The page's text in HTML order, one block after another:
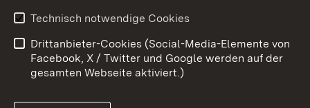
Datenschutz
Barrierefreiheit
Impressum
Cookies
Technisch notwendige Cookies
Drittanbieter-Cookies (Social-Media-Elemente von
Facebook, X / Twitter und Google werden auf der
gesamten Webseite aktiviert.)